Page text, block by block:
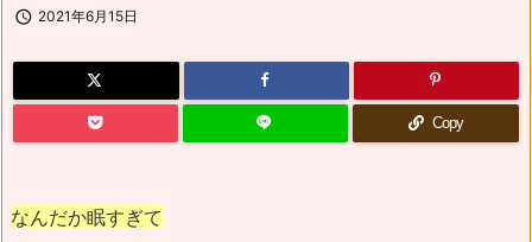
 2021年6月15日
Copy
なんだか眠すぎて